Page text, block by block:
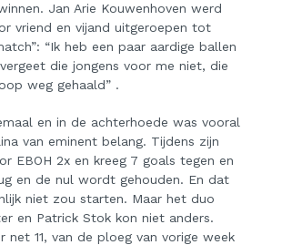
Jan Arie Kouwenhoven werd
vriend en vijand uitgeroepen tot
“Ik heb een paar aardige ballen
die jongens voor me niet, die
weg gehaald” .
en in de achterhoede was vooral
van eminent belang. Tijdens zijn
EBOH 2x en kreeg 7 goals tegen en
en de nul wordt gehouden. En dat
niet zou starten. Maar het duo
en Patrick Stok kon niet anders.
net 11, van de ploeg van vorige week